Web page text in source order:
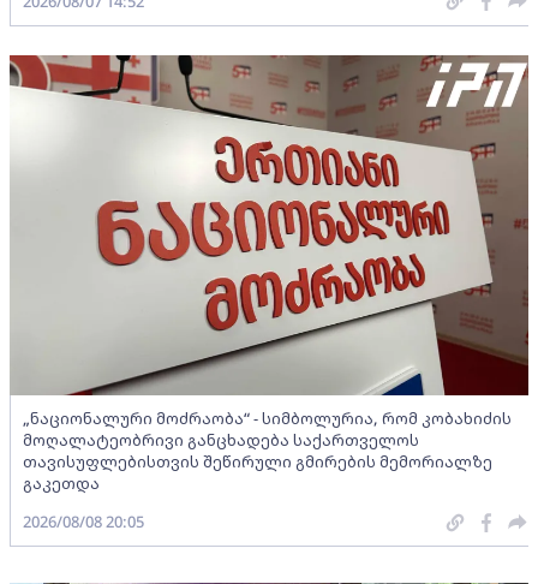
„ნაციონალური მოძრაობა“ - სიმბოლურია, რომ კობახიძის
მოღალატეობრივი განცხადება საქართველოს
თავისუფლებისთვის შეწირული გმირების მემორიალზე
გაკეთდა
2026/08/08 20:05